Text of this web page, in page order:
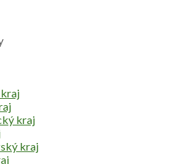
kraj
kraj